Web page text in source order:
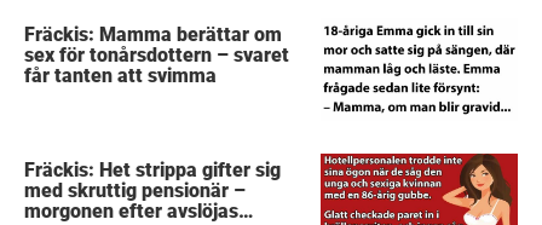
Fräckis: Mamma berättar om
sex för tonårsdottern – svaret
får tanten att svimma
Fräckis: Het strippa gifter sig
med skruttig pensionär –
morgonen efter avslöjas